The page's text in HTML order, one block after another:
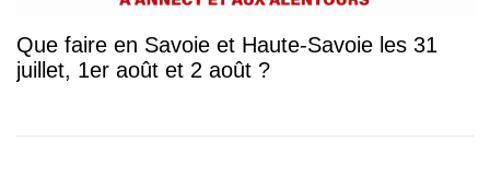
Que faire en Savoie et Haute-Savoie les 31
juillet, 1er août et 2 août ?